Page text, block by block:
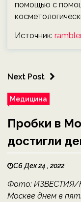
помощью с
Источник:
Next Post
Медицина
Пробки в
достигли
Сб Дек 24 , 2022
Фото: ИЗВЕСТИЯ/
Москве днем в